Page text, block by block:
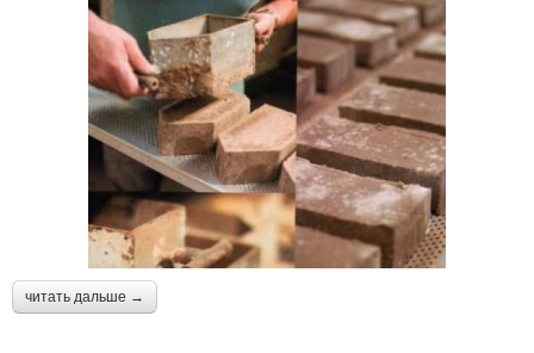
читать дальше →